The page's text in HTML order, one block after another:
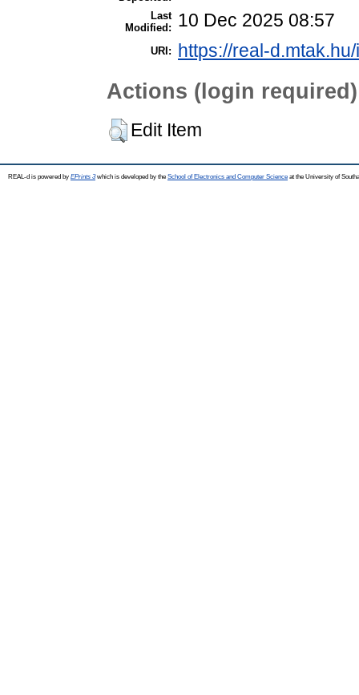
Last
Modified:
10 Dec 2025 08:57
URI: https://real-
Actions (login required)
Edit Item
REAL-d is powered by EPrints 3which is developed by the School of Electronics and Computer Science at the University of